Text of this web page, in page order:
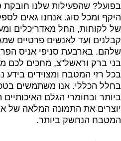
בפועל? שהפעילות שלנו חובקת
היקף ומכל סוג. אנחנו גאים
של לקוחות, החל מאדריכלים
קבלנים ועד לאנשים פרטיים
שלהם. בארבעת סניפי אניס
בני ברק וראשל"צ, מחכים לכם
בכל רזי המטבח ומצוידים בידע
בחלל הכללי. אנו משתמשים
ביותר ובחומרי הגלם
יוצרים את התמונה המלאה של
המטבח הנחשק ביותר.